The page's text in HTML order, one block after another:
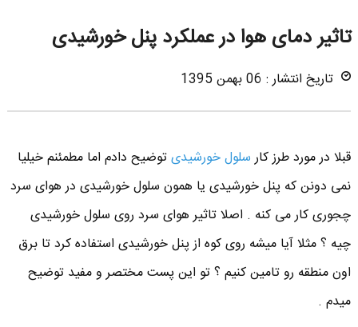
تاثیر دمای هوا در عملکرد پنل خورشیدی
تاریخ انتشار : 06 بهمن 1395
قبلا در مورد طرز کارسلول خورشیدیتوضیح دادم اما مطمئنم خیلیا
نمی دونن که پنل خورشیدی یا همون سلول خورشیدی در هوای سرد
چجوری کار می کنه . اصلا تاثیر هوای سرد روی سلول خورشیدی
چیه ؟ مثلا آیا میشه روی کوه از پنل خورشیدی استفاده کرد تا برق
اون منطقه رو تامین کنیم ؟ تو این پست مختصر و مفید توضیح
میدم .